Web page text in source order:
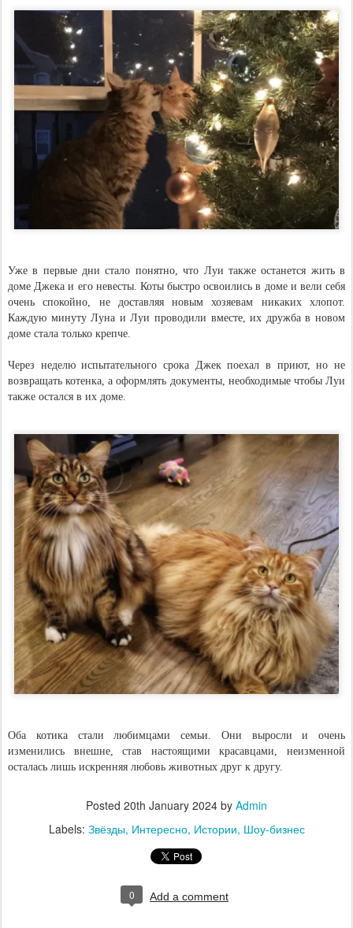
Уже в первые дни стало понятно, что Луи также останется жить в
доме Джека и его невесты. Коты быстро освоились в доме и вели себя
очень спокойно, не доставляя новым хозяевам никаких хлопот.
Каждую минуту Луна и Луи проводили вместе, их дружба в новом
доме стала только крепче.
Через неделю испытательного срока Джек поехал в приют, но не
возвращать котенка, а оформлять документы, необходимые чтобы Луи
также остался в их доме.
Оба котика стали любимцами семьи. Они выросли и очень
изменились внешне, став настоящими красавцами, неизменной
осталась лишь искренняя любовь животных друг к другу.
Posted 20th January 2024 by Admin
Labels: Звёзды Интересно Истории Шоу-бизнес
0 Add a comment